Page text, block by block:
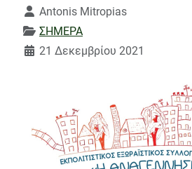
Λεπτομέρειες
Antonis Mitropias
ΣΗΜΕΡΑ
21 Δεκεμβρίου 2021